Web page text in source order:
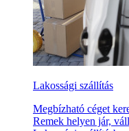
Lakossági szállítás
Megbízható céget
Remek helyen jár,